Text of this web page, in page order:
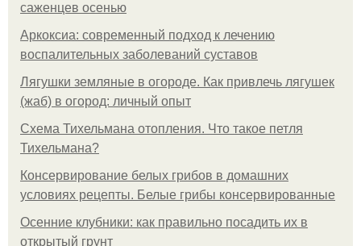
саженцев осенью
Аркоксиа: современный подход к лечению
воспалительных заболеваний суставов
Лягушки земляные в огороде. Как привлечь лягушек
(жаб) в огород: личный опыт
Схема Тихельмана отопления. Что такое петля
Тихельмана?
Консервирование белых грибов в домашних
условиях рецепты. Белые грибы консервированные
Осенние клубники: как правильно посадить их в
открытый грунт